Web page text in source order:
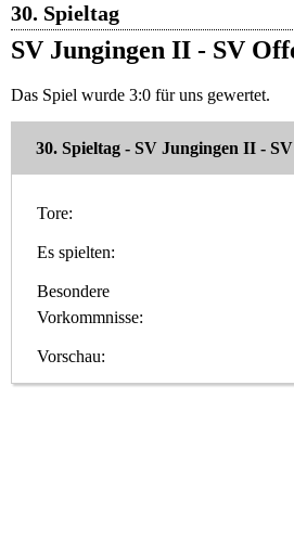
30. Spieltag
SV Jungingen II - SV
Das Spiel wurde 3:0 für uns gewertet.
30. Spieltag - SV Jungingen II -
Tore:
Es spielten:
Besondere
Vorkommnisse:
Vorschau: